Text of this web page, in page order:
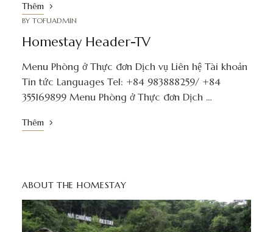
Thêm
BY TOFUADMIN
Homestay Header-TV
Menu Phòng ở Thực đơn Dịch vụ Liên hệ Tài khoản
Tin tức Languages Tel: +84 983888259/ +84
355169899 Menu Phòng ở Thực đơn Dịch …
Thêm
ABOUT THE HOMESTAY